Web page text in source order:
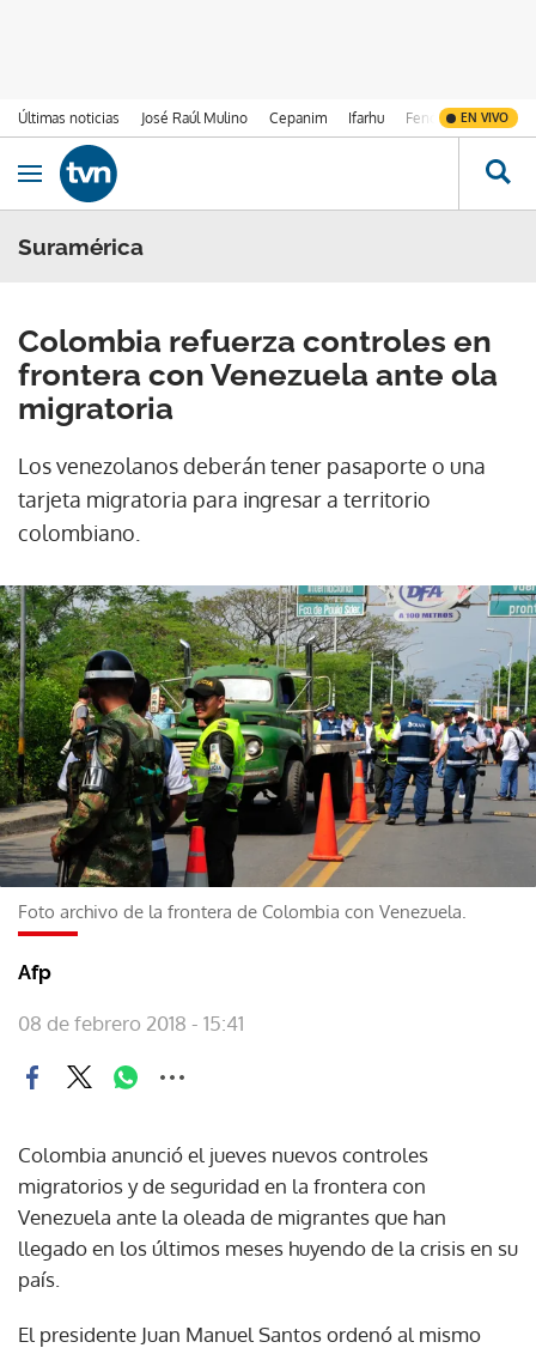
Últimas noticias José Raúl Mulino Cepanim Ifarhu Fenómeno de El
EN VIVO
Ir al contenido
Obrir navegació
Suramérica
Colombia refuerza controles en
frontera con Venezuela ante ola
migratoria
Los venezolanos deberán tener pasaporte o una
tarjeta migratoria para ingresar a territorio
colombiano.
Foto archivo de la frontera de Colombia con Venezuela.
Afp
08 de febrero 2018 - 15:41
Colombia anunció el jueves nuevos controles
migratorios y de seguridad en la frontera con
Venezuela ante la oleada de migrantes que han
llegado en los últimos meses huyendo de la crisis en su
país.
El presidente Juan Manuel Santos ordenó al mismo